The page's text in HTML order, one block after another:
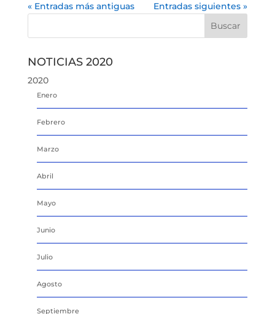
« Entradas más antiguas Entradas siguientes »
NOTICIAS 2020
2020
Enero
Febrero
Marzo
Abril
Mayo
Junio
Julio
Agosto
Septiembre